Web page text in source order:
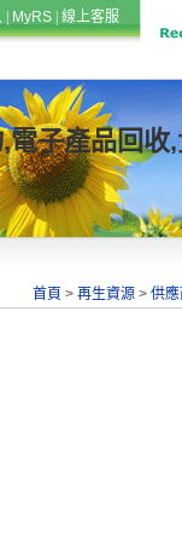
MyRS| 線上客服
子產品回收,
首頁 > 再生資源> 供